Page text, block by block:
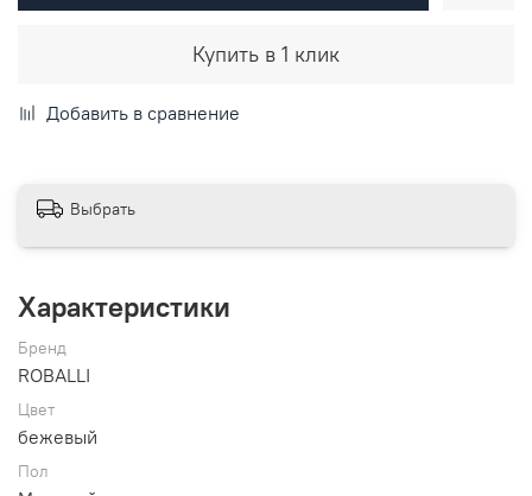
Купить в 1 клик
Добавить в сравнение
Выбрать
Характеристики
Бренд
ROBALLI
Цвет
бежевый
Пол